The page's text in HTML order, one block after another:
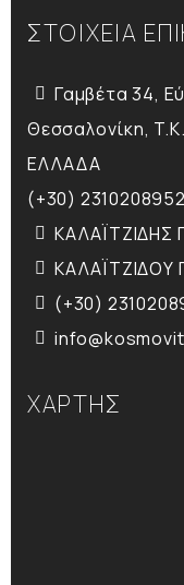
ΣΤΟΙΧΕΙΑ
Γαμβέτα 34,
Θεσσαλονίκη,
ΕΛΛΑΔΑ
(+30) 2310208952
ΚΑΛΑΪΤΖΙΔΗΣ
ΚΑΛΑΪΤΖΙΔΟΥ
(+30)
ΧΑΡΤΗΣ